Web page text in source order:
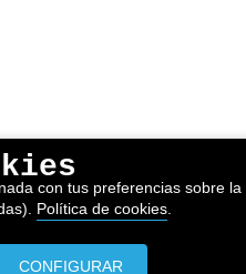
Prensa Información legal
con tus preferencias sobre
Política de cookies.
CONFIGURAR